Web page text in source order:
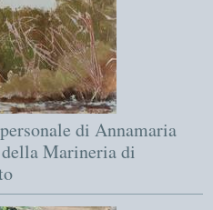
di Annamaria
Marineria di